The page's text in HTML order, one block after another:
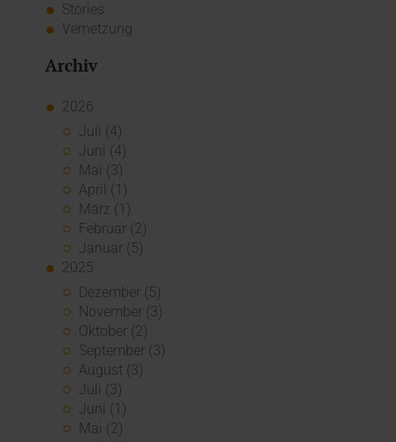
Stories
Vernetzung
Archiv
2026
Juli (4)
Juni (4)
Mai (3)
April (1)
März (1)
Februar (2)
Januar (5)
2025
Dezember (5)
November (3)
Oktober (2)
September (3)
August (3)
Juli (3)
Juni (1)
Mai (2)